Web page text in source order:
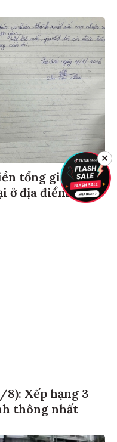
tổng giá trị
ở địa điểm làm
Xếp hạng 3
thông nhất
✕